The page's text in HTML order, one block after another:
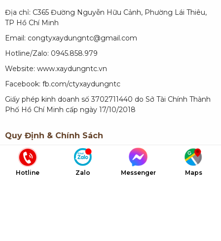
Địa chỉ: C365 Đường Nguyễn Hữu Cảnh, Phường Lái Thiêu,
TP Hồ Chí Minh
Email: congtyxaydungntc@gmail.com
Hotline/Zalo: 0945.858.979
Website: www.xaydungntc.vn
Facebook: fb.com/ctyxaydungntc
Giấy phép kinh doanh số 3702711440 do Sở Tài Chính Thành
Phố Hồ Chí Minh cấp ngày 17/10/2018
Quy Định & Chính Sách
Quy định về thanh toán
Hotline Zalo Messenger Maps